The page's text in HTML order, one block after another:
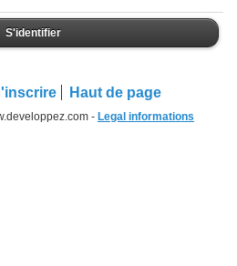
S'identifier
Haut de page
- Legal informations